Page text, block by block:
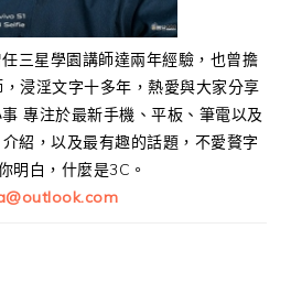
三星學園講師達兩年經驗，也曾擔
浸淫文字十多年，熱愛與大家分享
專注於最新手機、平板、筆電以及
紹，以及最有趣的話題，不愛贅字
明白，什麼是3C。